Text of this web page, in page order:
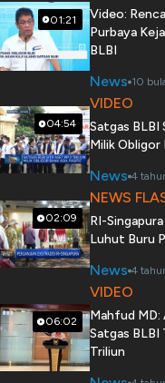
01:21
Video:
Purbaya
BLBI
News 10
04:54
VIDEO
Satgas BLBI
Milik Obligor
News 4
02:09
NEWS
RI-
Luhut Buru
News 4
06:02
VIDEO
Mahfud MD:
Satgas BLBI
Triliun